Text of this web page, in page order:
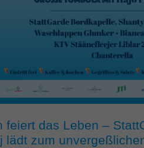
feiert das Leben –
lädt zum